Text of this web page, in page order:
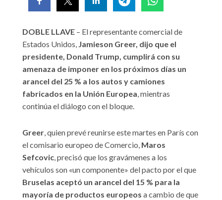
DOBLE LLAVE – El representante comercial de
Estados Unidos, Jamieson Greer, dijo que el
presidente, Donald Trump, cumplirá con su
amenaza de imponer en los próximos días un
arancel del 25 % a los autos y camiones
fabricados en la Unión Europea, mientras
continúa el diálogo con el bloque.
Greer, quien prevé reunirse este martes en París con
el comisario europeo de Comercio, Maros
Sefcovic, precisó que los gravámenes a los
vehículos son «un componente» del pacto por el que
Bruselas aceptó un arancel del 15 % para la
mayoría de productos europeos a cambio de que